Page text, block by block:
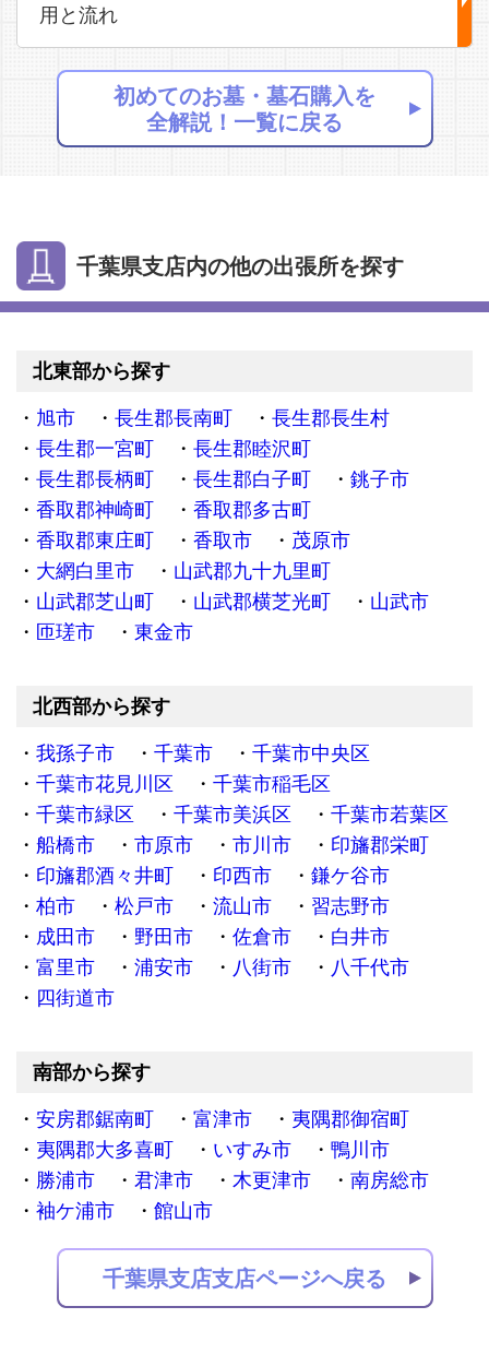
用と流れ
初めてのお墓・墓石購入を
全解説！一覧に戻る
千葉県支店内の他の出張所を探す
北東部から探す
旭市 長生郡長南町
長生郡長生村
長生郡一宮町
長生郡睦沢町
長生郡長柄町
長生郡白子町
銚子市
香取郡神崎町
香取郡多古町
香取郡東庄町
香取市
茂原市
大網白里市
山武郡九十九里町
山武郡芝山町
山武郡横芝光町
山武市
匝瑳市
東金市
北西部から探す
我孫子市 千葉市
千葉市中央区
千葉市花見川区
千葉市稲毛区
千葉市緑区
千葉市美浜区
千葉市若葉区
船橋市
市原市 市川市
印旛郡栄町
印旛郡酒々井町
印西市
鎌ケ谷市
柏市
松戸市 流山市
習志野市
成田市
野田市 佐倉市
白井市
富里市
浦安市 八街市
八千代市
四街道市
南部から探す
安房郡鋸南町 富津市
夷隅郡御宿町
夷隅郡大多喜町
いすみ市
鴨川市
勝浦市
君津市 木更津市
南房総市
袖ケ浦市
館山市
千葉県支店支店ページへ戻る